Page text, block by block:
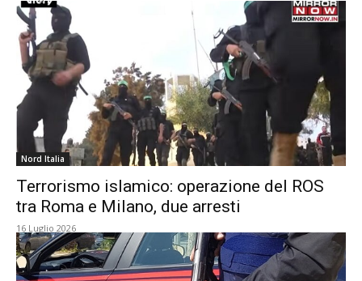
Nord Italia
Terrorismo islamico: operazione del ROS
tra Roma e Milano, due arresti
16 Luglio 2026